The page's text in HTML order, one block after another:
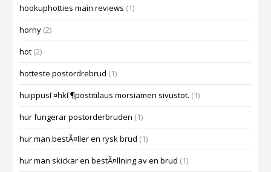
hookuphotties main reviews (1)
horny (2)
hot (2)
hotteste postordrebrud (1)
huippusГ¤hkГ¶postitilaus morsiamen sivustot. (1)
hur fungerar postorderbruden (1)
hur man bestÃ¤ller en rysk brud (1)
hur man skickar en bestÃ¤llning av en brud (1)